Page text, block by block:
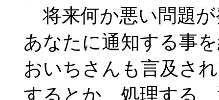
将来何か悪い問題
あなたに通知する事
おいちさんも言及さ
するとか、処理する